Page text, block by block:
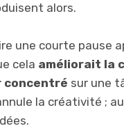
alors.
une courte pause
cela améliorait la
concentré sur une
la créativité ;